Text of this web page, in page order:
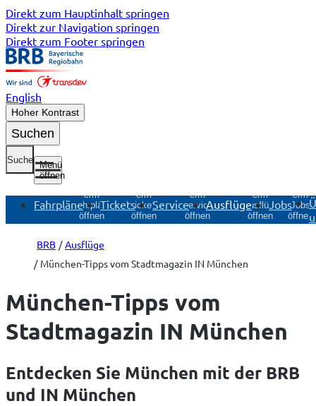
Direkt zum Hauptinhalt springen
Direkt zur Navigation springen
Direkt zum Footer springen
English
Hoher Kontrast
Suchen
Suche
Menü
öffnen
Fahrpläne
Untermenü
Fahrpläne
öffnen
Tickets
Untermenü
Tickets
öffnen
Service
Untermenü
Service
öffnen
Ausflüge
Untermenü
Ausflüge
öffnen
JobsJobs
öffnen
BRB
Ausflüge
München-Tipps vom Stadtmagazin IN München
München-Tipps vom
Stadtmagazin IN München
Entdecken Sie München mit der BRB
und IN München